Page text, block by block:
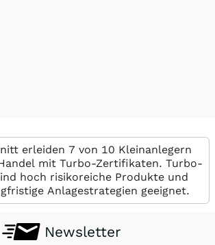
erleiden 7 von 10 Kleinanlegern
mit Turbo-Zertifikaten. Turbo-
hoch risikoreiche Produkte und
Anlagestrategien geeignet.
Newsletter